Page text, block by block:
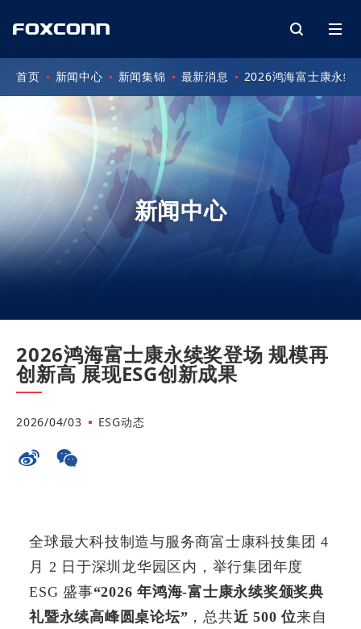
新闻中心
首页 新闻中心 新闻集锦 最新消息 2026鸿海富士康永续
2026鸿海富士康永续奖登场 规模再
创新高 展现ESG创新成果
2026/04/03 ESG动态
全球最大科技制造与服务商富士康科技集团 4
月 2 日于深圳龙华园区内，举行集团年度
ESG 盛事“2026 年鸿海-富士康永续奖颁奖典
礼暨永续高峰圆桌论坛” ，总共近 500 位来自